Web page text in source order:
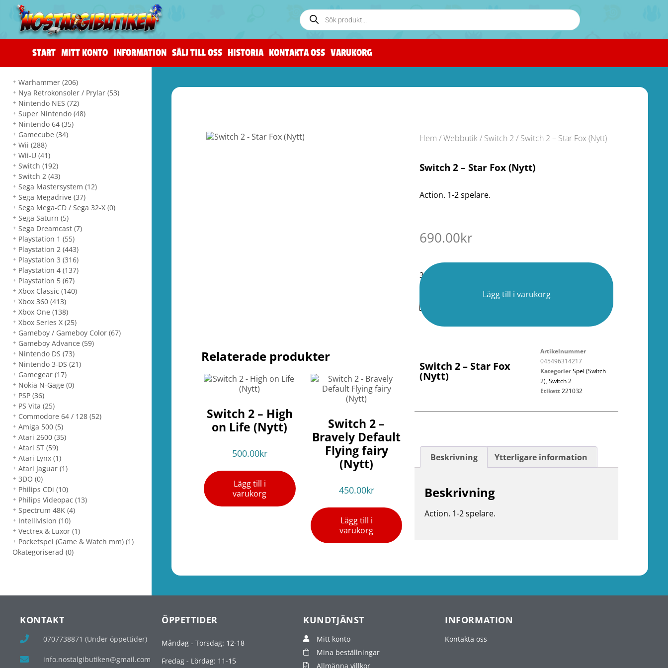
START MITT KONTO INFORMATION SÄLJ TILL OSS HISTORIA KONTAKTA OSS VARUKORG
Warhammer(206)
Nya Retrokonsoler / Prylar(53)
Nintendo NES(72)
Super Nintendo(48)
Nintendo 64(35)
Gamecube(34)
Wii(288)
Wii-U(41)
Switch(192)
Switch 2(43)
Sega Mastersystem(12)
Sega Megadrive(37)
Sega Mega-CD / Sega 32-X(0)
Sega Saturn(5)
Sega Dreamcast(7)
Playstation 1(55)
Playstation 2(443)
Playstation 3(316)
Playstation 4(137)
Playstation 5(67)
Xbox Classic(140)
Xbox 360(413)
Xbox One(138)
Xbox Series X(25)
Gameboy / Gameboy Color(67)
Gameboy Advance(59)
Nintendo DS(73)
Nintendo 3-DS(21)
Gamegear(17)
Nokia N-Gage(0)
PSP(36)
PS Vita(25)
Commodore 64 / 128(52)
Amiga 500(5)
Atari 2600(35)
Atari ST(59)
Atari Lynx(1)
Atari Jaguar(1)
3DO(0)
Philips CDi(10)
Philips Videopac(13)
Spectrum 48K(4)
Intellivision(10)
Vectrex & Luxor(1)
Pocketspel (Game & Watch mm)(1)
Okategoriserad (0)
Hem /Webbutik/ Switch 2 / Switch 2 – Star Fox (Nytt)
Switch 2 – Star Fox (Nytt)
Action. 1-2 spelare.
690.00kr
3 i lager
Lägg till i varukorg
Relaterade produkter
Switch 2 – High
on Life (Nytt)
500.00kr
Lägg till i
varukorg
Switch 2 –
Bravely Default
Flying fairy
(Nytt)
450.00kr
Lägg till i
varukorg
Switch 2 – Star Fox
(Nytt)
Artikelnummer
045496314217
KategorierSpel (Switch
2),Switch 2
Etikett221032
Beskrivning Ytterligare information
Beskrivning
Action. 1-2 spelare.
KONTAKT
0707738871 (Under öppettider)
info.nostalgibutiken@gmail.com
ÖPPETTIDER
Måndag - Torsdag: 12-18
Fredag - Lördag: 11-15
KUNDTJÄNST
Mitt konto
Mina beställningar
Allmänna villkor
INFORMATION
Kontakta oss